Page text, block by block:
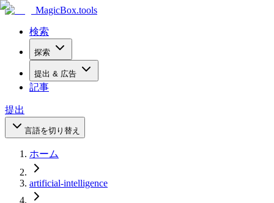
MagicBox.tools
検索
探索
提出 & 広告
記事
提出
言語を切り替え
ホーム
artificial-intelligence